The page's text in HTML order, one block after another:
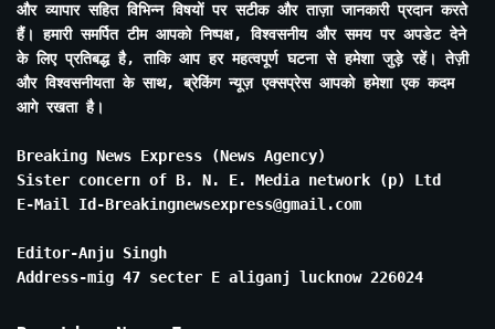
और व्यापार सहित विभिन्न विषयों पर सटीक और ताज़ा जानकारी प्रदान करते
हैं। हमारी समर्पित टीम आपको निष्पक्ष, विश्वसनीय और समय पर अपडेट देने
के लिए प्रतिबद्ध है, ताकि आप हर महत्वपूर्ण घटना से हमेशा जुड़े रहें। तेज़ी
और विश्वसनीयता के साथ, ब्रेकिंग न्यूज़ एक्सप्रेस आपको हमेशा एक कदम
आगे रखता है।
Breaking News Express (News Agency)
Sister concern of B. N. E. Media network (p) Ltd
E-Mail Id-Breakingnewsexpress@gmail.com
Editor-Anju Singh
Address-mig 47 secter E aliganj lucknow 226024